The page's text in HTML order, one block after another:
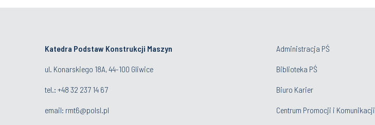
Katedra Podstaw Konstrukcji Maszyn
ul. Konarskiego 18A, 44-100 Gliwice
tel.: +48 32 237 14 67
email: rmt6@polsl.pl
Administracja PŚ
Biblioteka PŚ
Biuro Karier
Centrum Promocji i Komunikacji